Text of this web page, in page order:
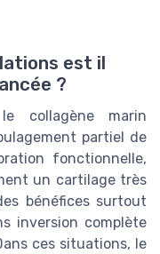
est il
?
collagène marin
partiel de
fonctionnelle,
un cartilage très
bénéfices surtout
inversion complète
ces situations, le